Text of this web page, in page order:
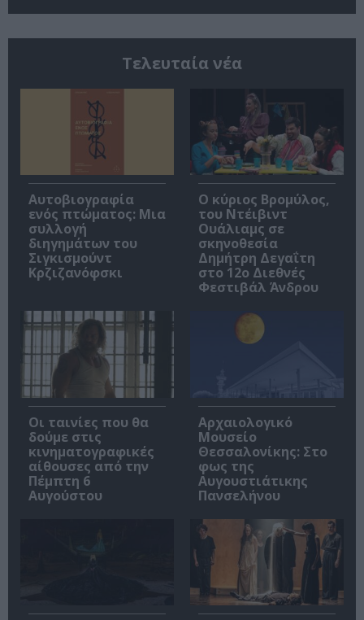
Τελευταία νέα
Αυτοβιογραφία
ενός πτώματος: Μια
συλλογή
διηγημάτων του
Σιγκισμούντ
Κρζιζανόφσκι
O κύριος Βρομύλος,
του Ντέιβιντ
Ουάλιαμς σε
σκηνοθεσία
Δημήτρη Δεγαΐτη
στο 12ο Διεθνές
Φεστιβάλ Άνδρου
Οι ταινίες που θα
δούμε στις
κινηματογραφικές
αίθουσες από την
Πέμπτη 6
Αυγούστου
Αρχαιολογικό
Μουσείο
Θεσσαλονίκης: Στο
φως της
Αυγουστιάτικης
Πανσελήνου